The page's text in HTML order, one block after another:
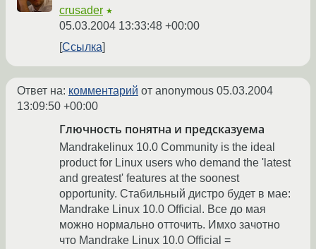
crusader ★
05.03.2004 13:33:48 +00:00
Ссылка
Ответ на: комментарий от anonymous 05.03.2004
13:09:50 +00:00
Глючность понятна и предсказуема
Mandrakelinux 10.0 Community is the ideal
product for Linux users who demand the 'latest
and greatest' features at the soonest
opportunity. Стабильный дистро будет в мае:
Mandrake Linux 10.0 Official. Все до мая
можно нормально отточить. Имхо зачотно
что Mandrake Linux 10.0 Official =